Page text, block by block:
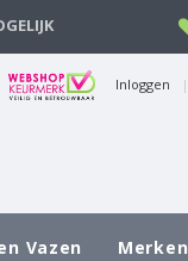
Inloggen |
Vazen Merken